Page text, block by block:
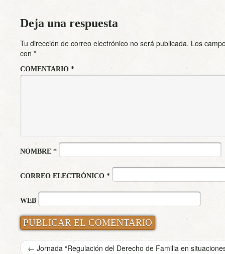
Deja una respuesta
Tu dirección de correo electrónico no será publicada. Los
con *
COMENTARIO *
NOMBRE *
CORREO ELECTRÓNICO *
WEB
← Jornada “Regulación del Derecho de Familia en